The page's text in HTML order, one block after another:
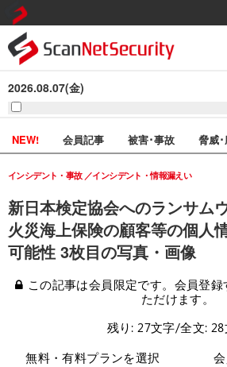
2026.08.07(金)
NEW! 会員記事 被害･事故 脅威･
新日本検定協会へのランサム
火災海上保険の顧客等の個人
可能性 3枚目の写真・画像
インシデント・事故 インシデント・情報漏えい
この記事は会員限定です。会員登
ただけます。
残り: 27文字/全文:
無料・有料プランを選択